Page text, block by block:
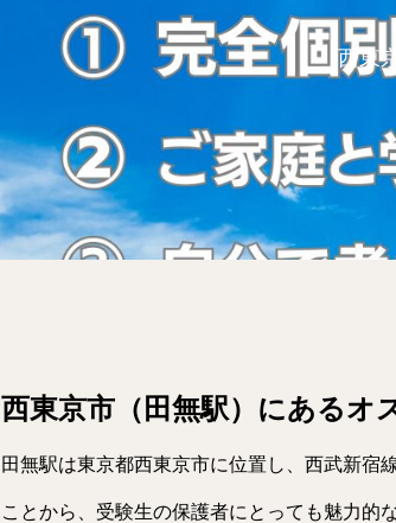
西東
西東京市（田無駅）にあるオ
田無駅は東京都西東京市に位置し、西武新宿
ことから、受験生の保護者にとっても魅力的